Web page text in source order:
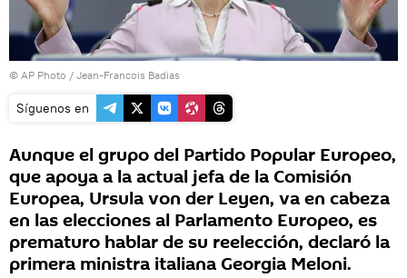
© AP Photo / Jean-Francois Badias
Síguenos en
Aunque el grupo del Partido Popular Europeo,
que apoya a la actual jefa de la Comisión
Europea, Ursula von der Leyen, va en cabeza
en las elecciones al Parlamento Europeo, es
prematuro hablar de su reelección, declaró la
primera ministra italiana Georgia Meloni.